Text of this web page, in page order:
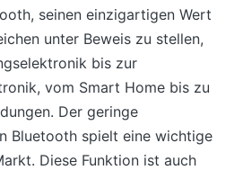
seinen einzigartigen Wert
unter Beweis zu stellen,
bis zur
vom Smart Home bis zu
Der geringe
Bluetooth spielt eine wichtige
Diese Funktion ist auch